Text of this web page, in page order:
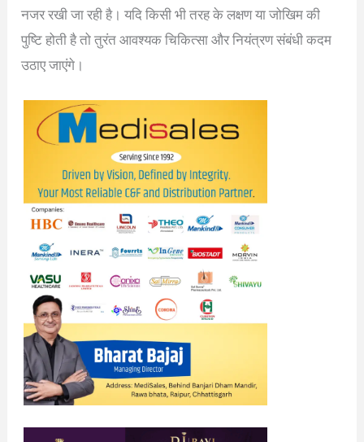
नजर रखी जा रही है। यदि किसी भी तरह के लक्षण या जोखिम की
पुष्टि होती है तो तुरंत आवश्यक चिकित्सा और नियंत्रण संबंधी कदम
उठाए जाएंगे।